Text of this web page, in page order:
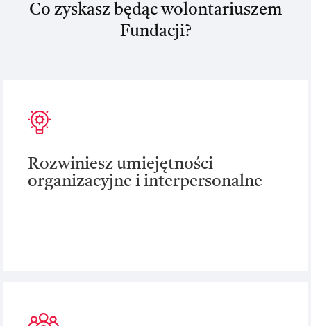
Co zyskasz będąc wolontariuszem
Fundacji?
Rozwiniesz umiejętności
organizacyjne i interpersonalne